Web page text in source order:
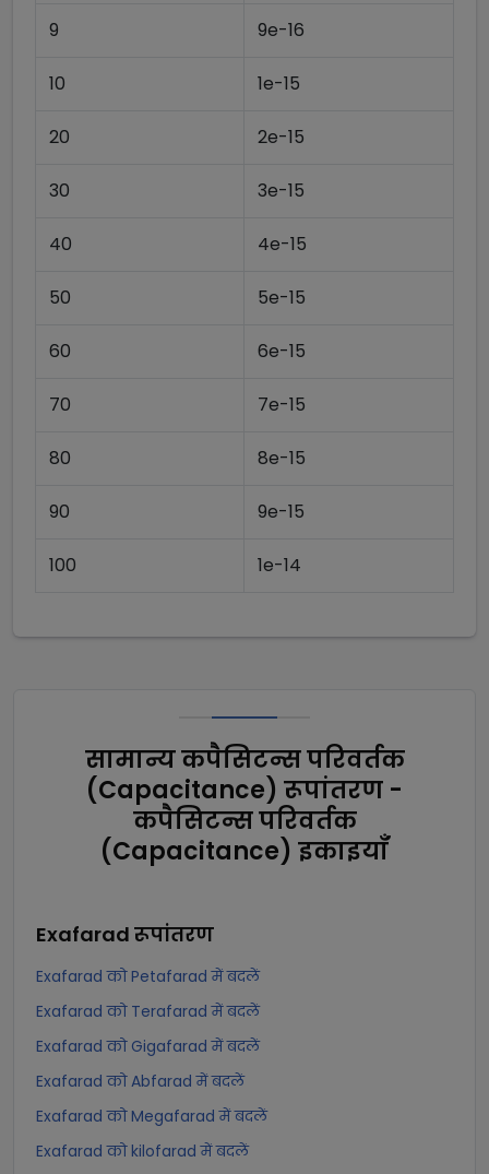
9 9e-16
10 1e-15
20 2e-15
30 3e-15
40 4e-15
50 5e-15
60 6e-15
70 7e-15
80 8e-15
90 9e-15
100 1e-14
सामान्य कपैसिटन्स परिवर्तक
(Capacitance) रूपांतरण -
कपैसिटन्स परिवर्तक
(Capacitance) इकाइयाँ
Exafarad रूपांतरण
Exafarad को Petafarad में बदलें
Exafarad को Terafarad में बदलें
Exafarad को Gigafarad में बदलें
Exafarad को Abfarad में बदलें
Exafarad को Megafarad में बदलें
Exafarad को kilofarad में बदलें